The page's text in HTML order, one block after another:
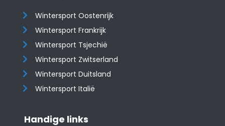
Wintersport Oostenrijk
Wintersport Frankrijk
Wintersport Tsjechië
Wintersport Zwitserland
Wintersport Duitsland
Wintersport Italië
Handige links